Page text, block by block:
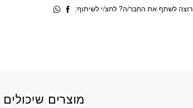
רוצה לשתף את החבר/ה? לחצ/י לשיתוף:
מוצרים שיכולים